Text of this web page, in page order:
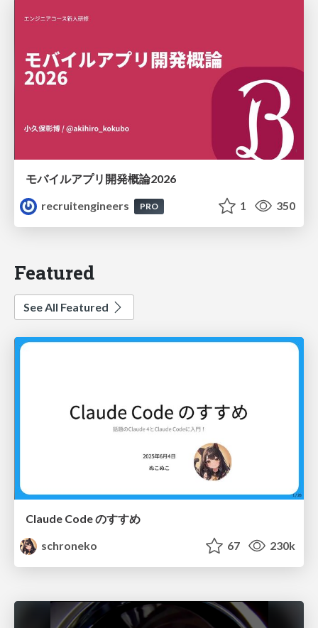
モバイルアプリ開発概論2026
recruitengineers
PRO 1 350
Featured
See All Featured
Claude Code のすすめ
schroneko
67 230k